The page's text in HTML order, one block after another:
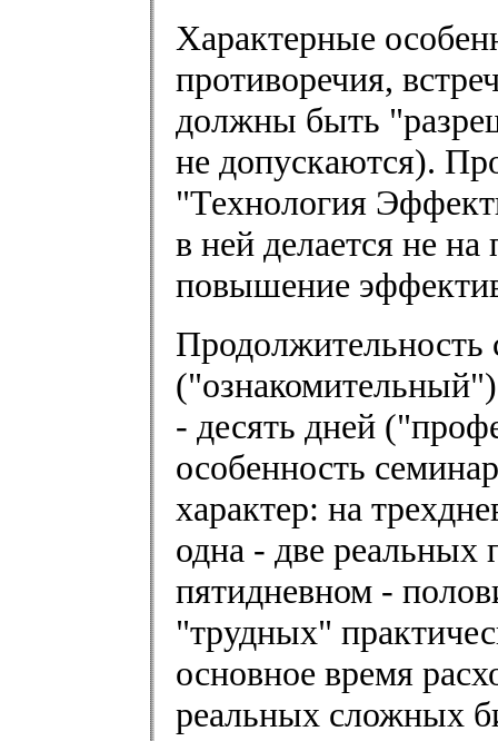
Характерные
противоречия,
должны быть
не допускаются).
"Технология
в ней делается не
повышение
Продолжительность
- десять дней
особенность
характер: на
одна - две реальных
пятидневном -
"трудных"
основное время
реальных сложных